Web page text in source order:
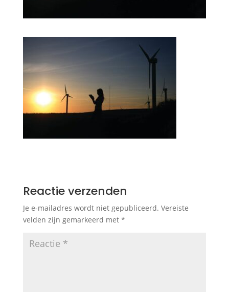
Reactie verzenden
Je e-mailadres wordt niet gepubliceerd. Vereiste
velden zijn gemarkeerd met *